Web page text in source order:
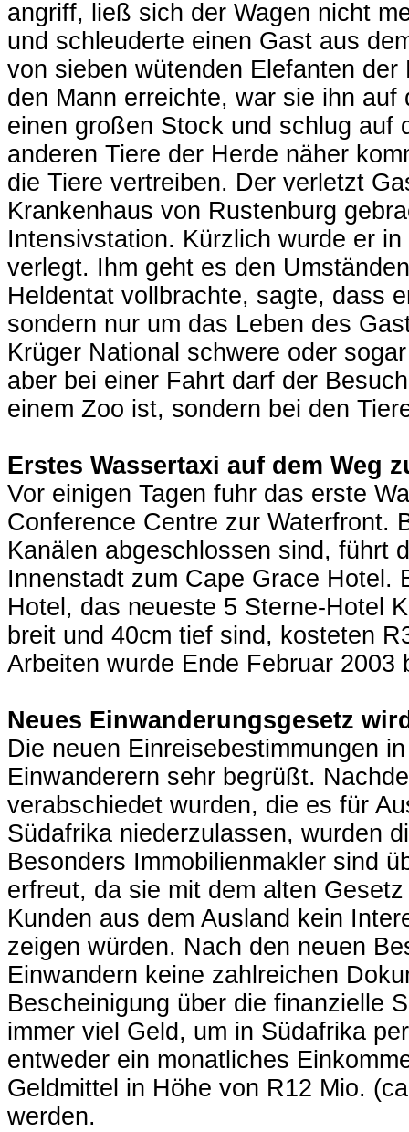
angriff, ließ sich der Wagen nicht
und schleuderte einen Gast aus
von sieben wütenden Elefanten
den Mann erreichte, war sie ihn
einen großen Stock und schlug auf
anderen Tiere der Herde näher
die Tiere vertreiben. Der verletzt
Krankenhaus von Rustenburg
Intensivstation. Kürzlich wurde er
verlegt. Ihm geht es den
Heldentat vollbrachte, sagte, dass
sondern nur um das Leben des
Krüger National schwere oder
aber bei einer Fahrt darf der
einem Zoo ist, sondern bei den
Erstes Wassertaxi auf dem Weg
Vor einigen Tagen fuhr das erste
Conference Centre zur Waterfront.
Kanälen abgeschlossen sind, führt
Innenstadt zum Cape Grace Hotel.
Hotel, das neueste 5 Sterne-Hotel
breit und 40cm tief sind, kosteten
Arbeiten wurde Ende Februar 2003
Neues Einwanderungsgesetz
Die neuen Einreisebestimmungen
Einwanderern sehr begrüßt.
verabschiedet wurden, die es für
Südafrika niederzulassen, wurden
Besonders Immobilienmakler sind
erfreut, da sie mit dem alten
Kunden aus dem Ausland kein
zeigen würden. Nach den neuen
Einwandern keine zahlreichen
Bescheinigung über die finanzielle
immer viel Geld, um in Südafrika
entweder ein monatliches
Geldmittel in Höhe von R12 Mio.
werden.